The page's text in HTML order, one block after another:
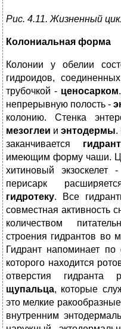
Рис. 4.11. Жизненный
Колониальная форма
Колонии у обелии
гидроидов,
трубочкой - ценосарком
непрерывную полость -
колонию. Стенка
мезоглеи и энтодермы.
заканчивается
имеющим форму чаши.
хитиновый экзоскелет -
перисарк
гидротеку. Все
совместная активность
количеством
строения гидрантов во
Гидрант напоминает
которого находится
отверстия гидранта
щупальца, которые
это мелкие
внутренним